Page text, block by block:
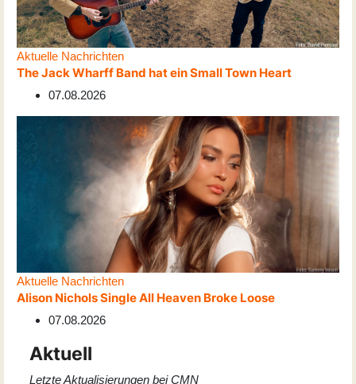
Aktuelle Nachrichten
The Jack Wharff Band hat ein Small Town Heart
07.08.2026
Aktuelle Nachrichten
Alison Nichols Single All Heaven Broke Loose
07.08.2026
Aktuell
Letzte Aktualisierungen bei CMN